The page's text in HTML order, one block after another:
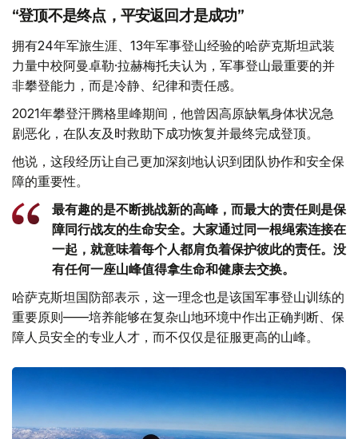
“登顶不是终点，平安返回才是成功”
拥有24年军旅生涯、13年军事登山经验的哈萨克斯坦武装
力量中校阿曼卓勒·拉赫梅托夫认为，军事登山最重要的并
非攀登能力，而是冷静、纪律和责任感。
2021年攀登汗腾格里峰期间，他曾因高原缺氧身体状况急
剧恶化，在队友及时救助下成功恢复并最终完成登顶。
他说，这段经历让自己更加深刻地认识到团队协作和安全保
障的重要性。
最有趣的是不断挑战新的高峰，而最大的责任则是保
障同行战友的生命安全。大家通过同一根绳索连接在
一起，就意味着每个人都肩负着保护彼此的责任。没
有任何一座山峰值得拿生命和健康去交换。
哈萨克斯坦国防部表示，这一理念也是该国军事登山训练的
重要原则——培养能够在复杂山地环境中作出正确判断、保
障人员安全的专业人才，而不仅仅是征服更高的山峰。